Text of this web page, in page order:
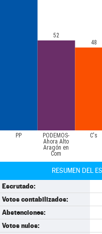
PP
PODEMOS-
Ahora Alto
Aragón en
Com
C's
52
48
RESUMEN DEL
Escrutado:
Votos contabilizados:
Abstenciones:
Votos nulos: